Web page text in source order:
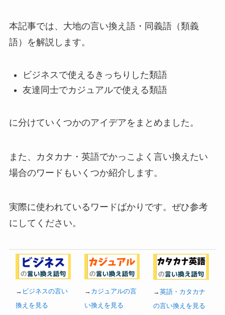
本記事では、大地の言い換え語・同義語（類義
語）を解説します。
ビジネスで使えるきっちりした類語
友達同士でカジュアルで使える類語
に分けていくつかのアイデアをまとめました。
また、カタカナ・英語でかっこよく言い換えたい
場合のワードもいくつか紹介します。
実際に使われているワードばかりです。ぜひ参考
にしてください。
→ ビジネスの言い
換えを見る
→ カジュアルの言
い換えを見る
→英語・カタカナ
の言い換えを見る